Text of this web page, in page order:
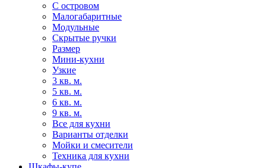
С островом
Малогабаритные
Модульные
Скрытые ручки
Размер
Мини-кухни
Узкие
3 кв. м.
5 кв. м.
6 кв. м.
9 кв. м.
Все для кухни
Варианты отделки
Мойки и смесители
Техника для кухни